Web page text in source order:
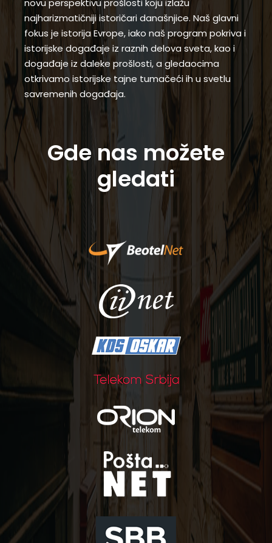
novu perspektivu prošlosti koju izlažu
najharizmatičniji istoričari današnjice. Naš glavni
fokus je istorija Evrope, iako naš program pokriva i
istorijske događaje iz raznih delova sveta, kao i
događaje iz daleke prošlosti, a gledaocima
otkrivamo istorijske tajne tumačeći ih u svetlu
savremenih događaja.
Gde nas možete
gledati